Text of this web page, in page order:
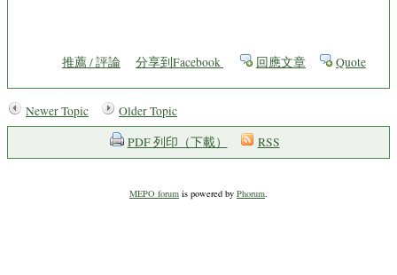
推薦 / 評論 分享到Facebook 回應文章 Quote
Newer Topic
Older Topic
PDF 列印（下載）
RSS
MEPO forum is powered by Phorum.